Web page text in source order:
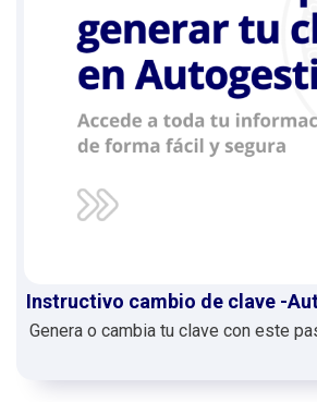
Instructivo cambio de clave -
Genera o cambia tu clave con este